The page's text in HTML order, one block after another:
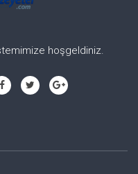
hoşgeldiniz.